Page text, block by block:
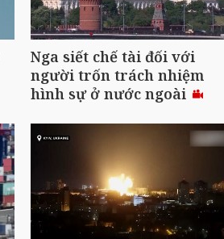
Nga siết chế tài đối với
người trốn trách nhiệm
hình sự ở nước ngoài